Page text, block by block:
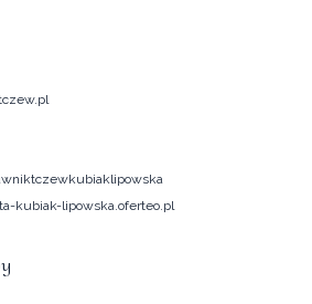
kubiak-lipowska.oferteo.pl